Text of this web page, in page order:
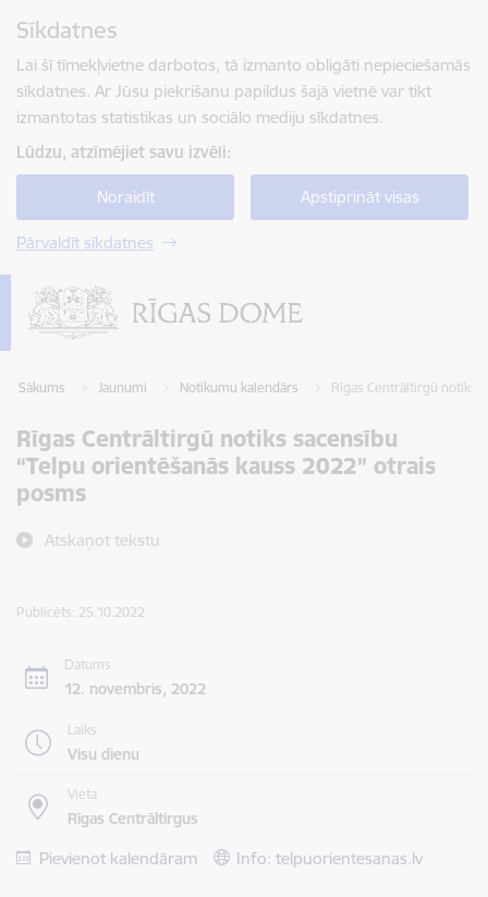
Sīkdatnes
Lai šī tīmekļvietne darbotos, tā izmanto obligāti nepieciešamās
sīkdatnes. Ar Jūsu piekrišanu papildus šajā vietnē var tikt
izmantotas statistikas un sociālo mediju sīkdatnes.
Lūdzu, atzīmējiet savu izvēli:
Noraidīt Apstiprināt visas
Pārvaldīt sīkdatnes
Sākums Jaunumi Notikumu kalendārs Rīgas Centrāltirgū notiks
Rīgas Centrāltirgū notiks sacensību
“Telpu orientēšanās kauss 2022” otrais
posms
Atskaņot tekstu
Publicēts: 25.10.2022.
Datums
12. novembris, 2022
Laiks
Visu dienu
Vieta
Rīgas Centrāltirgus
Pievienot kalendāram Info: telpuorientesanas.lv